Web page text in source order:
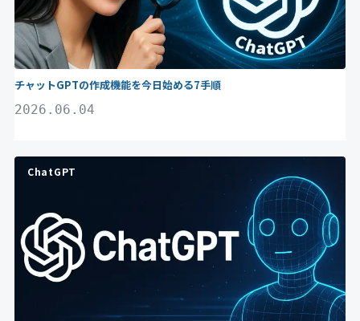
チャットGPTの作成機能を今日始める7手順
2026.06.04
ChatGPT